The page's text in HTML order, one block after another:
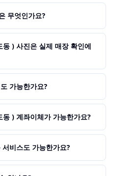
무엇인가요?
) 사진은 실제 매장 확인에
가능한가요?
) 계좌이체가 가능한가요?
비스도 가능한가요?